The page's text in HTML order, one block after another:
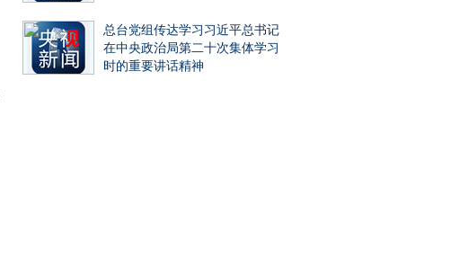
总台党组传达学习习近平总书记
在中央政治局第二十次集体学习
时的重要讲话精神